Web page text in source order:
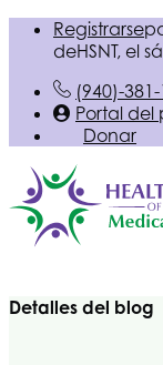
Registrarse
deHSNT, el
(940)-381-
Portal
Donar
Detalles del blog